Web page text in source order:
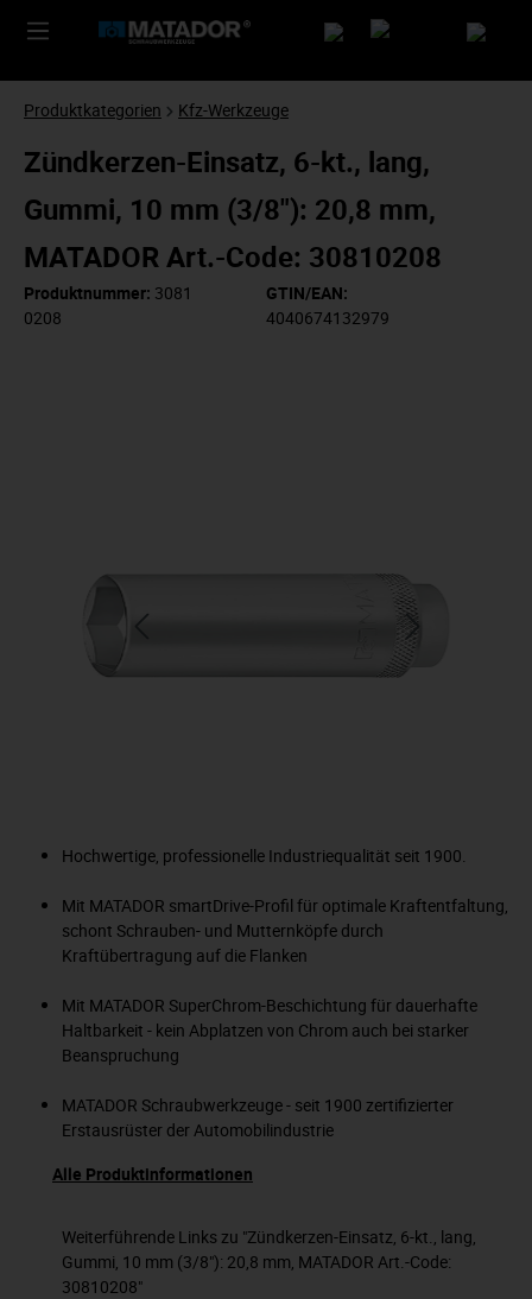
Produktkategorien Kfz-Werkzeuge
Zündkerzen-Einsatz, 6-kt., lang,
Gummi, 10 mm (3/8"): 20,8 mm,
MATADOR Art.-Code: 30810208
Produktnummer: 3081
0208
GTIN/EAN:
4040674132979
Hochwertige, professionelle Industriequalität seit 1900.
Mit MATADOR smartDrive-Profil für optimale Kraftentfaltung,
schont Schrauben- und Mutternköpfe durch
Kraftübertragung auf die Flanken
Mit MATADOR SuperChrom-Beschichtung für dauerhafte
Haltbarkeit - kein Abplatzen von Chrom auch bei starker
Beanspruchung
MATADOR Schraubwerkzeuge - seit 1900 zertifizierter
Erstausrüster der Automobilindustrie
Alle Produktinformationen
Weiterführende Links zu "Zündkerzen-Einsatz, 6-kt., lang,
Gummi, 10 mm (3/8"): 20,8 mm, MATADOR Art.-Code:
30810208"